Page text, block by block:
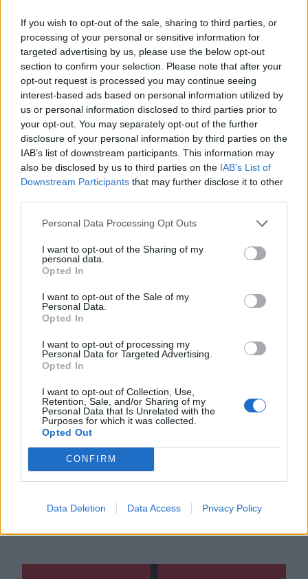
If you wish to opt-out of the sale, sharing to third parties, or
processing of your personal or sensitive information for
targeted advertising by us, please use the below opt-out
section to confirm your selection. Please note that after your
opt-out request is processed you may continue seeing
interest-based ads based on personal information utilized by
us or personal information disclosed to third parties prior to
your opt-out. You may separately opt-out of the further
disclosure of your personal information by third parties on the
IAB’s list of downstream participants. This information may
also be disclosed by us to third parties on the IAB’s List of
Downstream Participants that may further disclose it to other
Personal Data Processing Opt Outs
I want to opt-out of the Sharing of my
personal data.
Opted In
I want to opt-out of the Sale of my
Personal Data.
Opted In
I want to opt-out of processing my
Personal Data for Targeted Advertising.
Opted In
I want to opt-out of Collection, Use,
Retention, Sale, and/or Sharing of my
Personal Data that Is Unrelated with the
Purposes for which it was collected.
Opted Out
CONFIRM
Data Deletion Data Access Privacy Policy
Πολιτιστικό Καλεντάρι Δήμου Αγίου Νικολάου
Ευχαριστήριο μήνυμα για της εκδηλώσεις στην
Ελεύθερνα
Συναυλία – αφιέρωμα στη μνήμη του Θόδωρου
Αντωνίου στην Γκουβερνιώτισσα
στοFacebook
Κάντε εγγραφή στο κανάλι μας στο
YouTube